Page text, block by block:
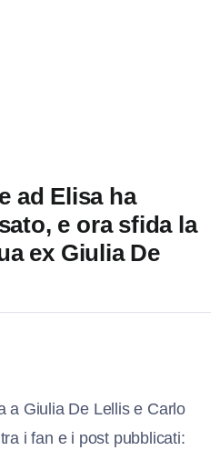
ad Elisa ha
e ora sfida la
ex Giulia De
a Giulia De Lellis e Carlo
i fan e i post pubblicati: